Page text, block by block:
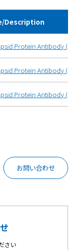
Description
Protein Antibody
Protein Antibody
Protein Antibody
お問い合わせ
さい